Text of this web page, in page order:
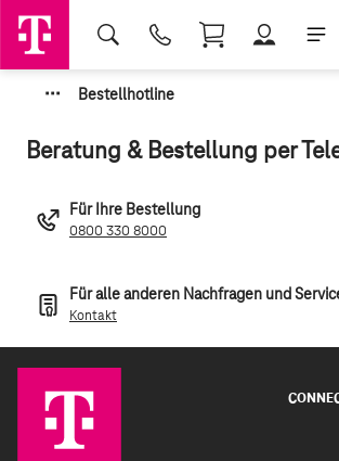
··· Bestellhotline
Beratung & Bestellung per
Für Ihre Bestellung
0800 330 8000
Für alle anderen Nachfragen und
Kontakt